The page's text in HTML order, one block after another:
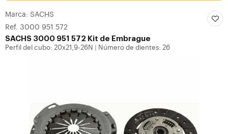
Marca: SACHS
Ref. 3000 951 572
SACHS 3000 951 572 Kit de Embrague
Perfil del cubo: 20x21,9-26N Número de dientes: 26